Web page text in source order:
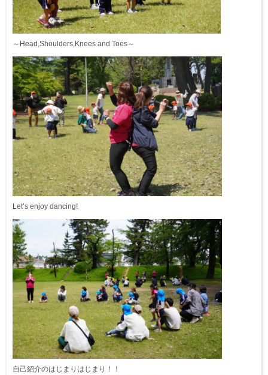
～Head,Shoulders,Knees and Toes～
Let’s enjoy dancing!
自己紹介のはじまりはじまり！！